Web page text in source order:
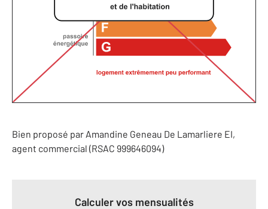
Bien proposé par Amandine Geneau De Lamarliere EI,
agent commercial (RSAC 999646094)
Calculer vos mensualités